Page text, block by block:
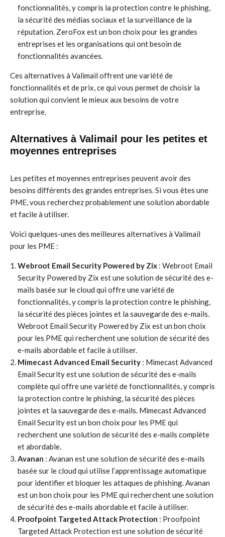
fonctionnalités, y compris la protection contre le phishing,
la sécurité des médias sociaux et la surveillance de la
réputation. ZeroFox est un bon choix pour les grandes
entreprises et les organisations qui ont besoin de
fonctionnalités avancées.
Ces alternatives à Valimail offrent une variété de
fonctionnalités et de prix, ce qui vous permet de choisir la
solution qui convient le mieux aux besoins de votre
entreprise.
Alternatives à Valimail pour les petites et
moyennes entreprises
Les petites et moyennes entreprises peuvent avoir des
besoins différents des grandes entreprises. Si vous êtes une
PME, vous recherchez probablement une solution abordable
et facile à utiliser.
Voici quelques-unes des meilleures alternatives à Valimail
pour les PME :
Webroot Email Security Powered by Zix : Webroot Email
Security Powered by Zix est une solution de sécurité des e-
mails basée sur le cloud qui offre une variété de
fonctionnalités, y compris la protection contre le phishing,
la sécurité des pièces jointes et la sauvegarde des e-mails.
Webroot Email Security Powered by Zix est un bon choix
pour les PME qui recherchent une solution de sécurité des
e-mails abordable et facile à utiliser.
Mimecast Advanced Email Security : Mimecast Advanced
Email Security est une solution de sécurité des e-mails
complète qui offre une variété de fonctionnalités, y compris
la protection contre le phishing, la sécurité des pièces
jointes et la sauvegarde des e-mails. Mimecast Advanced
Email Security est un bon choix pour les PME qui
recherchent une solution de sécurité des e-mails complète
et abordable.
Avanan : Avanan est une solution de sécurité des e-mails
basée sur le cloud qui utilise l’apprentissage automatique
pour identifier et bloquer les attaques de phishing. Avanan
est un bon choix pour les PME qui recherchent une solution
de sécurité des e-mails abordable et facile à utiliser.
Proofpoint Targeted Attack Protection : Proofpoint
Targeted Attack Protection est une solution de sécurité